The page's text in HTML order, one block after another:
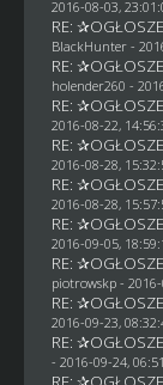
2016-08-03,
RE:
BlackHunter-
RE:
holender260 -
RE:
2016-08-22,
RE:
2016-08-28,
RE:
2016-08-28,
RE:
2016-09-05,
RE:
piotrowskp- 2016-
RE:
2016-09-23,
RE:
- 2016-09-24,